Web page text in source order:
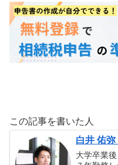
この記事を書いた人
白井 佑
大学卒業